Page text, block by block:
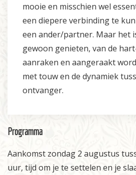
mooie en misschien wel
een diepere verbinding te
een ander/partner. Maar het
gewoon genieten, van de
aanraken en aangeraakt
met touw en de dynamiek
ontvanger.
Programma
Aankomst zondag 2 augustus
uur, tijd om je te settelen en je